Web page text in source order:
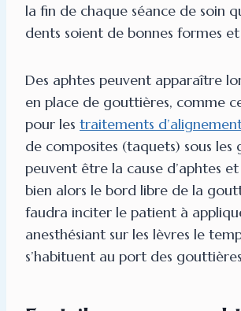
la fin de chaque séance de soin
dents soient de bonnes formes
Des aphtes peuvent apparaître
en place de gouttières, comme
pour les traitements
de composites (taquets) sous les
peuvent être la cause d’aphtes
bien alors le bord libre de la
faudra inciter le patient à
anesthésiant sur les lèvres le
s’habituent au port des